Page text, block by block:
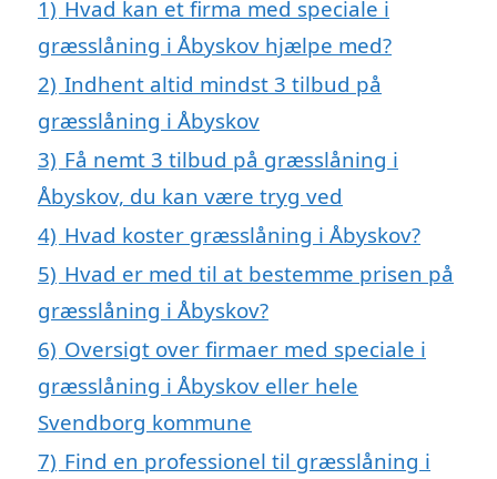
1) Hvad kan et firma med speciale i
græsslåning i Åbyskov hjælpe med?
2) Indhent altid mindst 3 tilbud på
græsslåning i Åbyskov
3) Få nemt 3 tilbud på græsslåning i
Åbyskov, du kan være tryg ved
4) Hvad koster græsslåning i Åbyskov?
5) Hvad er med til at bestemme prisen på
græsslåning i Åbyskov?
6) Oversigt over firmaer med speciale i
græsslåning i Åbyskov eller hele
Svendborg kommune
7) Find en professionel til græsslåning i